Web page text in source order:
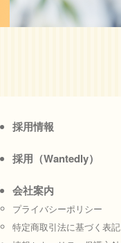
採用情報
採用（Wantedly）
会社案内
プライバシーポリシー
特定商取引法に基づく表記